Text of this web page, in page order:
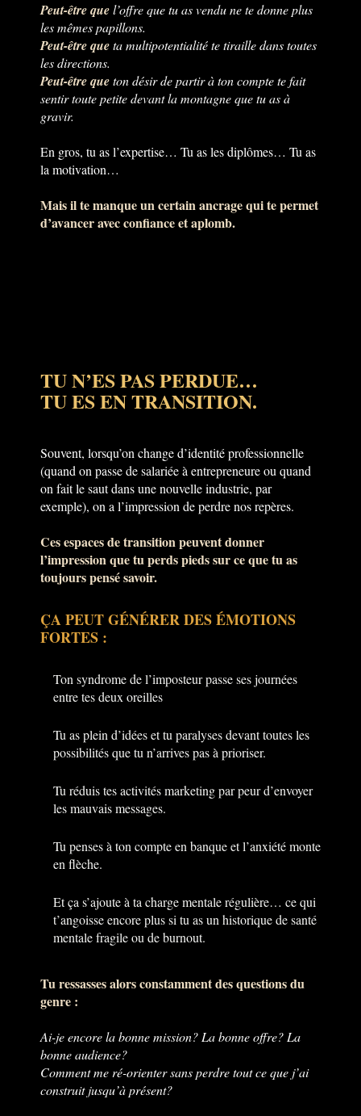
Peut-être quel’offre que tu as vendu ne te donne plus
les mêmes papillons.
Peut-être queta multipotentialité te tiraille dans toutes
les directions.
Peut-être queton désir de partir à ton compte te fait
sentir toute petite devant la montagne que tu as à
gravir.
En gros, tu as l’expertise… Tu as les diplômes… Tu as
la motivation…
Mais il te manque un certain ancrage qui te permet
d’avancer avec confiance et aplomb.
TU N’ES PAS PERDUE…
TU ES EN TRANSITION.
Souvent, lorsqu’on change d’identité professionnelle
(quand on passe de salariée à entrepreneure ou quand
on fait le saut dans une nouvelle industrie, par
exemple), on a l’impression de perdre nos repères.
Ces espaces de transition peuvent donner
l’impression que tu perds pieds sur ce que tu as
toujours pensé savoir.
ÇA PEUT GÉNÉRER DES ÉMOTIONS
FORTES :
Ton syndrome de l’imposteur passe ses journées
entre tes deux oreilles
Tu as plein d’idées et tu paralyses devant toutes les
possibilités que tu n’arrives pas à prioriser.
Tu réduis tes activités marketing par peur d’envoyer
les mauvais messages.
Tu penses à ton compte en banque et l’anxiété monte
en flèche.
Et ça s’ajoute à ta charge mentale régulière… ce qui
t’angoisse encore plus si tu as un historique de santé
mentale fragile ou de burnout.
Tu ressasses alors constamment des questions du
genre :
Ai-je encore la bonne mission? La bonne offre? La
bonne audience?
Comment me ré-orienter sans perdre tout ce que j’ai
construit jusqu’à présent?